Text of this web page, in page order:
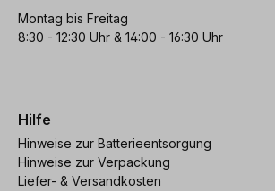
Montag bis Freitag
8:30 - 12:30 Uhr & 14:00 - 16:30 Uhr
Hilfe
Hinweise zur Batterieentsorgung
Hinweise zur Verpackung
Liefer- & Versandkosten